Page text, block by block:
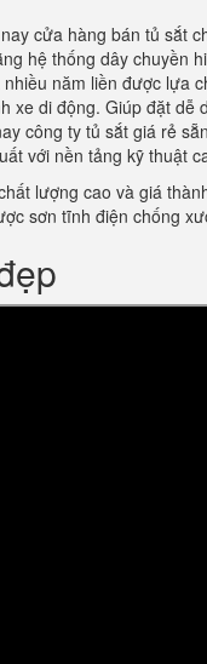
cửa hàng bán tủ sắt
hệ thống dây chuyền
năm liền được lựa
di động. Giúp đặt dễ
công ty tủ sắt giá rẻ
với nền tảng kỹ thuật
lượng cao và giá
sơn tĩnh điện chống